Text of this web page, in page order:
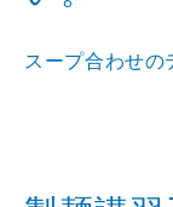
スープ合わせの